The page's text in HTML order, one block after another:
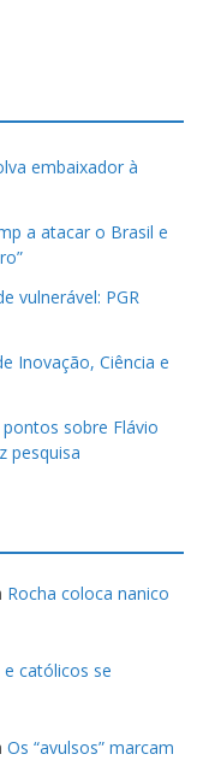
embaixador à
a atacar o Brasil e
vulnerável: PGR
Inovação, Ciência e
sobre Flávio
pesquisa
Rocha coloca nanico
católicos se
Os “avulsos” marcam